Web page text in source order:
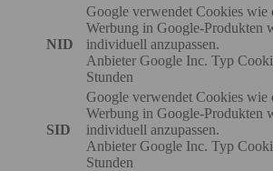
NID
Google verwendet Cookies
Werbung in Google-Produkten
individuell anzupassen.
Anbieter Google Inc. Typ
Stunden
SID
Google verwendet Cookies wie
Werbung in Google-Produkten
individuell anzupassen.
Anbieter Google Inc. Typ
Stunden